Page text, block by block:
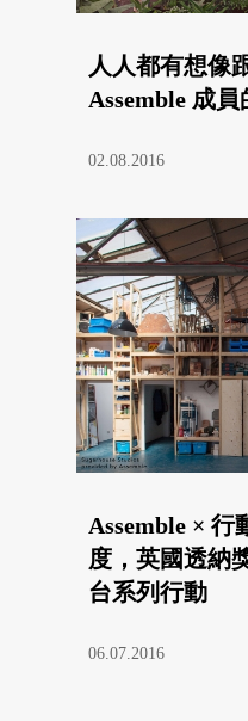
人人都有想像
Assemble 成
02.08.2016
Assemble × 行
度，英國透納
台系列行動
06.07.2016